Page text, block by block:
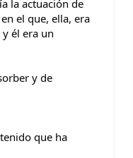
la actuación de
el que, ella, era
él era un
y de
que ha